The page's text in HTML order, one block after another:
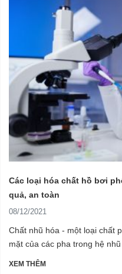
Các loại hóa chất hồ bơi
quả, an toàn
08/12/2021
Chất nhũ hóa - một loại chất
mặt của các pha trong hệ nhũ
XEM THÊM